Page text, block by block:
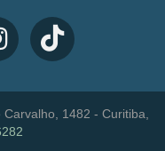
1482 - Curitiba,